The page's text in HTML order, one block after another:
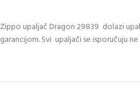
Zippo upaljač Dragon 29839 dolazi
garancijom. Svi upaljači se isporučuju